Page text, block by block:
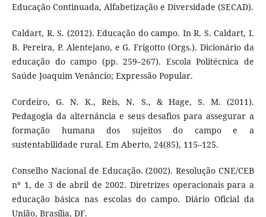
Educação Continuada, Alfabetização e Diversidade (SECAD).
Caldart, R. S. (2012). Educação do campo. In R. S. Caldart, I.
B. Pereira, P. Alentejano, e G. Frigotto (Orgs.). Dicionário da
educação do campo (pp. 259–267). Escola Politécnica de
Saúde Joaquim Venâncio; Expressão Popular.
Cordeiro, G. N. K., Reis, N. S., & Hage, S. M. (2011).
Pedagogia da alternância e seus desafios para assegurar a
formação humana dos sujeitos do campo e a
sustentabilidade rural. Em Aberto, 24(85), 115–125.
Conselho Nacional de Educação. (2002). Resolução CNE/CEB
nº 1, de 3 de abril de 2002. Diretrizes operacionais para a
educação básica nas escolas do campo. Diário Oficial da
União, Brasília, DF.